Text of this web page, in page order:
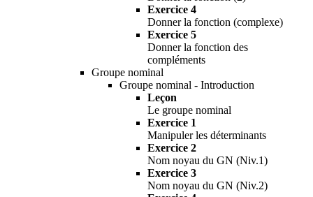
Exercice 4
Donner la fonction (complexe)
Exercice 5
Donner la fonction des
compléments
Groupe nominal
Groupe nominal - Introduction
Leçon
Le groupe nominal
Exercice 1
Manipuler les déterminants
Exercice 2
Nom noyau du GN (Niv.1)
Exercice 3
Nom noyau du GN (Niv.2)